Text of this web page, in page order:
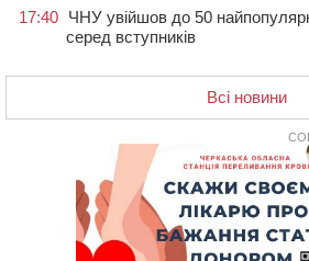
17:40 ЧНУ увійшов до 50
серед вступників
контейнерний майданчик
16:32
Без розтину грудної клітки:
пацієнтці замінили аортальний
У Черкаському онкоцентрі
електростанцію за понад пів
У Київській області
фронті жителем
Всі новини